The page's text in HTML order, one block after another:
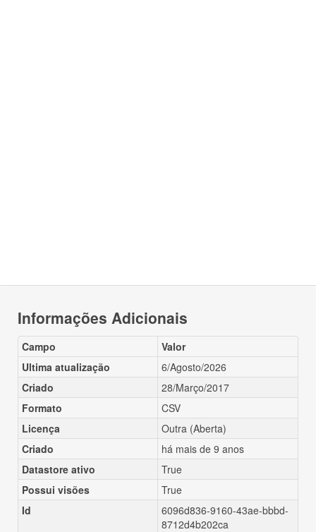
Informações Adicionais
Campo
Valor
Ultima atualização
6/Agosto/2026
Criado
28/Março/2017
Formato
CSV
Licença
Outra (Aberta)
Criado
há mais de 9 anos
Datastore ativo
True
Possui visões
True
Id
6096d836-9160-43ae-bbbd-
8712d4b202ca